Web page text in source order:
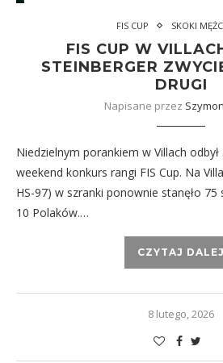
FIS CUP SKOKI
FIS CUP W
STEINBERGER
DRUGI
Napisane przez
Niedzielnym porankiem w Villach
weekend konkurs rangi FIS Cup. Na
HS-97) w szranki ponownie stanęło
10 Polaków.…
CZYTAJ DALEJ
8 lutego, 2026